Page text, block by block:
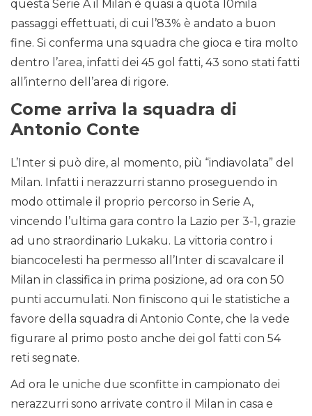
questa Serie A il Milan è quasi a quota 10mila
passaggi effettuati, di cui l’83% è andato a buon
fine. Si conferma una squadra che gioca e tira molto
dentro l’area, infatti dei 45 gol fatti, 43 sono stati fatti
all’interno dell’area di rigore.
Come arriva la squadra di
Antonio Conte
L’Inter si può dire, al momento, più “indiavolata” del
Milan. Infatti i nerazzurri stanno proseguendo in
modo ottimale il proprio percorso in Serie A,
vincendo l’ultima gara contro la Lazio per 3-1, grazie
ad uno straordinario Lukaku. La vittoria contro i
biancocelesti ha permesso all’Inter di scavalcare il
Milan in classifica in prima posizione, ad ora con 50
punti accumulati. Non finiscono qui le statistiche a
favore della squadra di Antonio Conte, che la vede
figurare al primo posto anche dei gol fatti con 54
reti segnate.
Ad ora le uniche due sconfitte in campionato dei
nerazzurri sono arrivate contro il Milan in casa e